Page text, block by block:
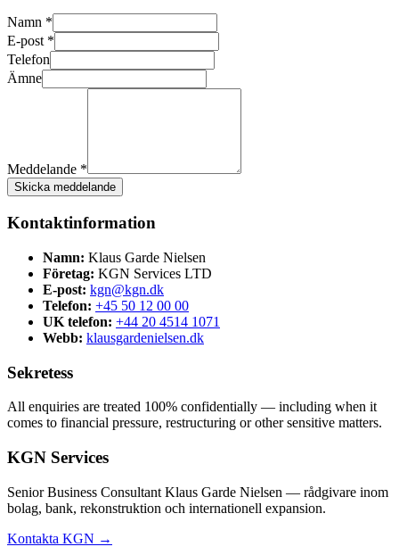
Namn *
E-post *
Telefon
Ämne
Meddelande *
Skicka meddelande
Kontaktinformation
Namn: Klaus Garde Nielsen
Företag: KGN Services LTD
E-post: kgn@kgn.dk
Telefon: +45 50 12 00 00
UK telefon: +44 20 4514 1071
Webb: klausgardenielsen.dk
Sekretess
All enquiries are treated 100% confidentially — including when it
comes to financial pressure, restructuring or other sensitive matters.
KGN Services
Senior Business Consultant Klaus Garde Nielsen — rådgivare inom
bolag, bank, rekonstruktion och internationell expansion.
Kontakta KGN →